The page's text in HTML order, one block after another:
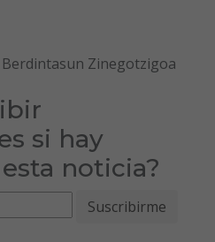
Zinegotzigoa
si hay
noticia?